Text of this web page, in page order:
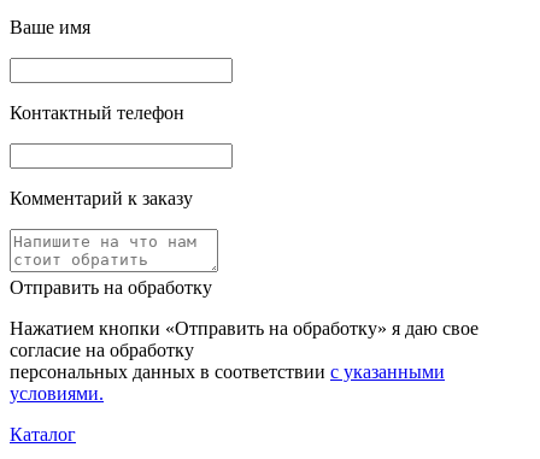
Ваше имя
Контактный телефон
Комментарий к заказу
Отправить на обработку
Нажатием кнопки «Отправить на обработку» я даю свое
согласие на обработку
персональных данных в соответствии с указанными
условиями.
Каталог